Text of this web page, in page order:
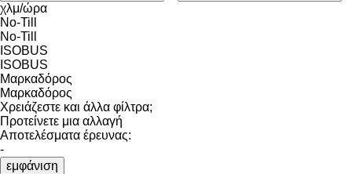
χλμ/ώρα
No-Till
No-Till
ISOBUS
ISOBUS
Μαρκαδόρος
Μαρκαδόρος
Χρειάζεστε και άλλα φίλτρα;
Προτείνετε μια αλλαγή
Αποτελέσματα έρευνας:
-
εμφάνιση